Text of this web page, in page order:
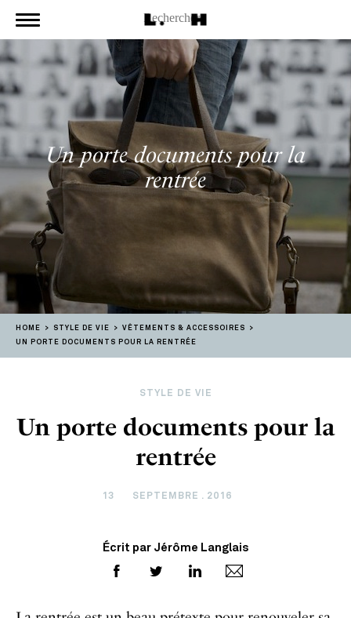
Un porte documents pour la
rentrée
HOME STYLE DE VIE
VÊTEMENTS & ACCESSOIRES
UN PORTE DOCUMENTS POUR LA RENTRÉE
STYLE DE VIE
Un porte documents pour la
rentrée
13 SEPTEMBRE . 2016
Écrit par Jérôme Langlais